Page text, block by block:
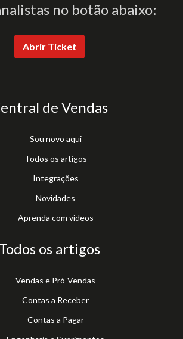
no botão abaixo:
Abrir Ticket
de Vendas
Sou novo aqui
Todos os artigos
Integrações
Novidades
Aprenda com vídeos
Todos os artigos
Vendas e Pró-Vendas
Contas a Receber
Contas a Pagar